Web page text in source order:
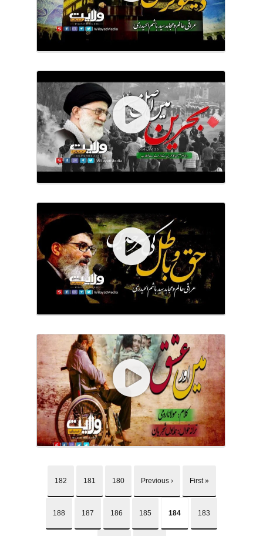
« First
‹ Previous
180
181
182
183
184
185
186
187
188